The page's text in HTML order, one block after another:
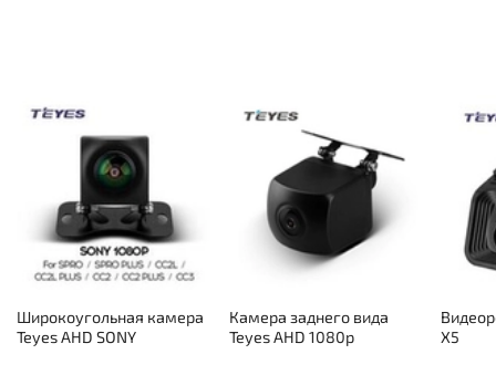
Широкоугольная камера
Teyes AHD SONY
Камера заднего вида
Teyes AHD 1080p
X5